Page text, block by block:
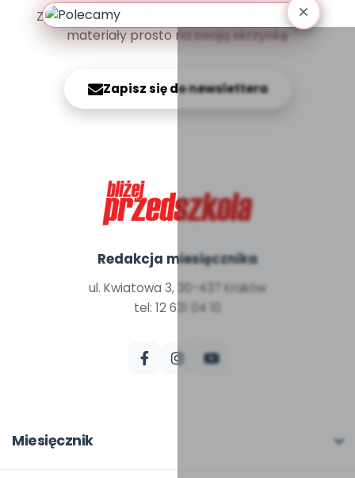
Zapisz się do newslettera i otrzymuj najlepsze
materiały prosto na swoją skrzynkę
Zapisz się do newslettera
Redakcja miesięcznika
ul. Kwiatowa 3, 30-437 Kraków
tel: 12 631 04 10
Miesięcznik